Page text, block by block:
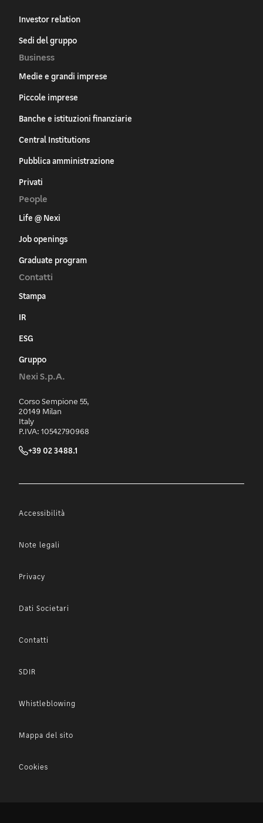
Investor relation
Sedi del gruppo
Business
Medie e grandi imprese
Piccole imprese
Banche e istituzioni finanziarie
Central Institutions
Pubblica amministrazione
Privati
People
Life @ Nexi
Job openings
Graduate program
Contatti
Stampa
IR
ESG
Gruppo
Nexi S.p.A.
Corso Sempione 55,
20149 Milan
Italy
P.IVA: 10542790968
+39 02 3488.1
Accessibilità
Note legali
Privacy
Dati Societari
Contatti
SDIR
Whistleblowing
Mappa del sito
Cookies